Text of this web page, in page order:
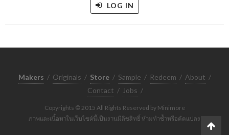
LOG IN
Makers / Originals / Store / Sample / Redeem / About /
Contact / Jobs /
Copyrights © 2015 All Rights Reserved by Minimore
ภาพและเนื้อหาในเว็บไซต์นี้เป็นงานมีลิขสิทธิ์ ห้ามทำซ้ำหรือดัดแปลง